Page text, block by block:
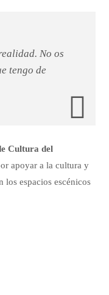
No os
tengo de
Cultura del
apoyar a la cultura y
los espacios escénicos